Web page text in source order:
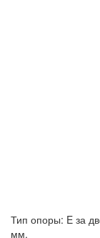
Тип опоры: E за
мм.